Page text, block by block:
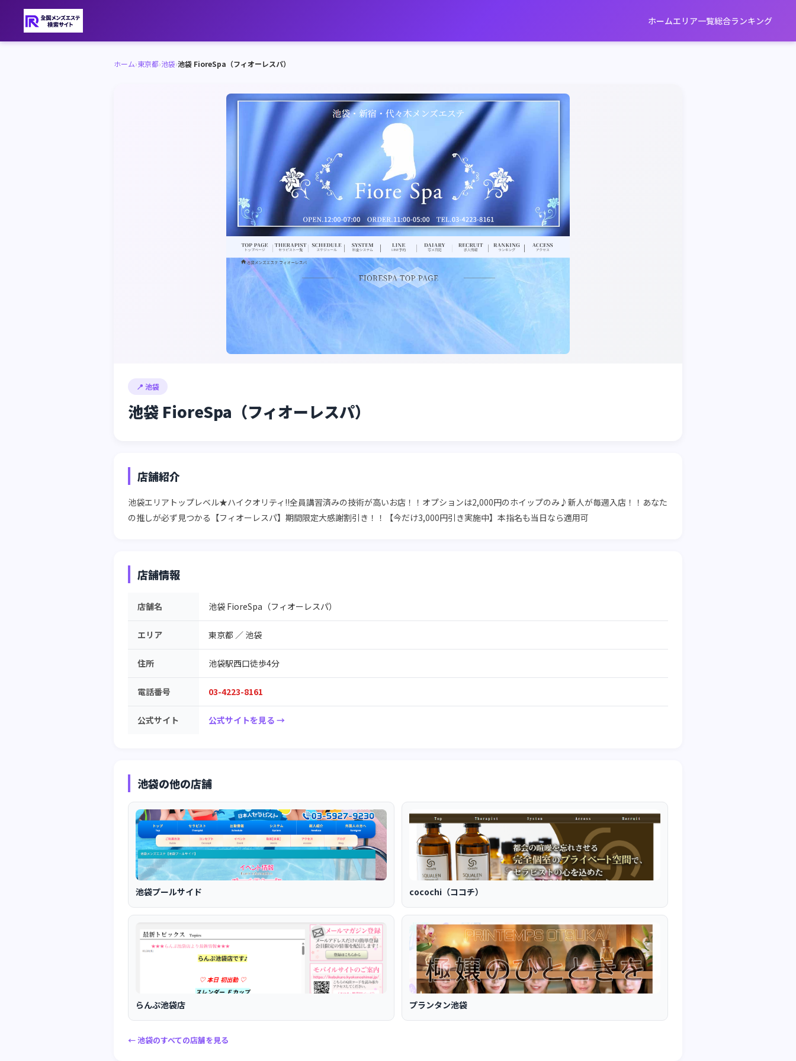
ホームエリア一覧総合ランキング
ホーム›東京都›池袋›池袋 FioreSpa（フィオーレスパ）
📍 池袋
池袋 FioreSpa（フィオーレスパ）
店舗紹介
池袋エリアトップレベル★ハイクオリティ!!全員講習済みの技術が高いお店！！オプションは2,000円のホイップのみ♪新人が毎週入店！！あなた
の推しが必ず見つかる【フィオーレスパ】期間限定大感謝割引き！！【今だけ3,000円引き実施中】本指名も当日なら適用可
店舗情報
店舗名 池袋 FioreSpa（フィオーレスパ）
エリア 東京都 ／ 池袋
住所 池袋駅西口徒歩4分
電話番号 03-4223-8161
公式サイト 公式サイトを見る →
池袋の他の店舗
池袋プールサイド cocochi（ココチ）
らんぷ池袋店 プランタン池袋
← 池袋のすべての店舗を見る